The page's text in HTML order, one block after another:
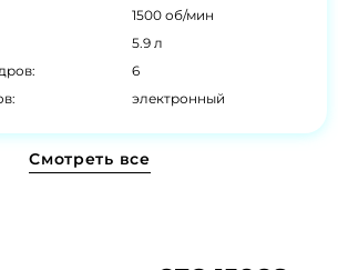
1500 об/мин
5.9 л
6
электронный
Смотреть все